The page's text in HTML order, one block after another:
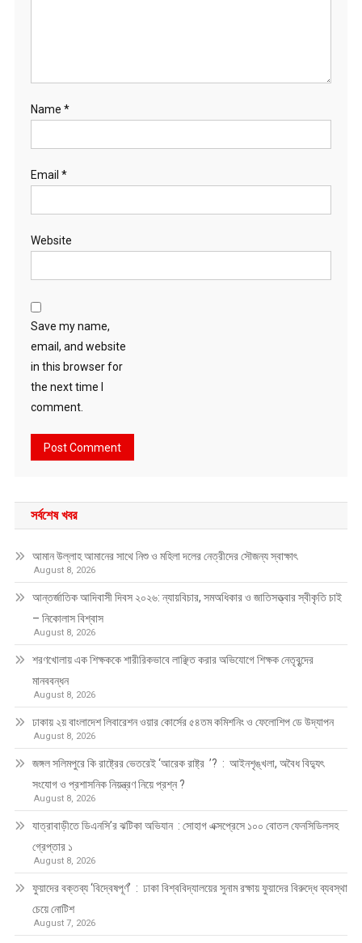
Name *
Email *
Website
Save my name,
email, and website
in this browser for
the next time I
comment.
সর্বশেষ খবর
আমান উল্লাহ আমানের সাথে নিশু ও মহিলা দলের নেত্রীদের সৌজন্য স্বাক্ষাৎ
August 8, 2026
আন্তর্জাতিক আদিবাসী দিবস ২০২৬: ন্যায়বিচার, সমঅধিকার ও জাতিসত্ত্বার স্বীকৃতি চাই
– নিকোলাস বিশ্বাস
August 8, 2026
শরণখোলায় এক শিক্ষককে শারীরিকভাবে লাঞ্ছিত করার অভিযোগে শিক্ষক নেতৃবৃন্দের
মানববন্ধন
August 8, 2026
ঢাকায় ২য় বাংলাদেশ লিবারেশন ওয়ার কোর্সের ৫৪তম কমিশনিং ও ফেলোশিপ ডে উদ্‌যাপন
August 8, 2026
জঙ্গল সলিমপুরে কি রাষ্ট্রের ভেতরেই ‘আরেক রাষ্ট্র ’? : আইনশৃঙ্খলা, অবৈধ বিদ্যুৎ
সংযোগ ও প্রশাসনিক নিয়ন্ত্রণ নিয়ে প্রশ্ন ?
August 8, 2026
যাত্রাবাড়ীতে ডিএনসি’র ঝটিকা অভিযান : সোহাগ এক্সপ্রেসে ১০০ বোতল ফেনসিডিলসহ
গ্রেপ্তার ১
August 8, 2026
ফুয়াদের বক্তব্য ‘বিদ্বেষপূর্ণ’ : ঢাকা বিশ্ববিদ্যালয়ের সুনাম রক্ষায় ফুয়াদের বিরুদ্ধে ব্যবস্থা
চেয়ে নোটিশ
August 7, 2026